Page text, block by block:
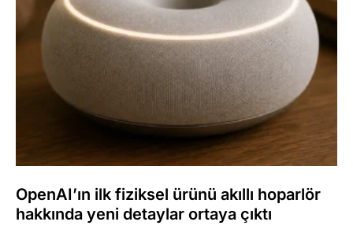
OpenAI’ın ilk fiziksel ürünü akıllı hoparlör
hakkında yeni detaylar ortaya çıktı